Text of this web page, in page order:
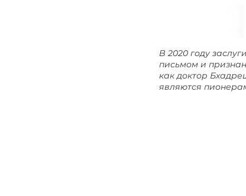
В 2020 году
письмом и
как доктор
являются